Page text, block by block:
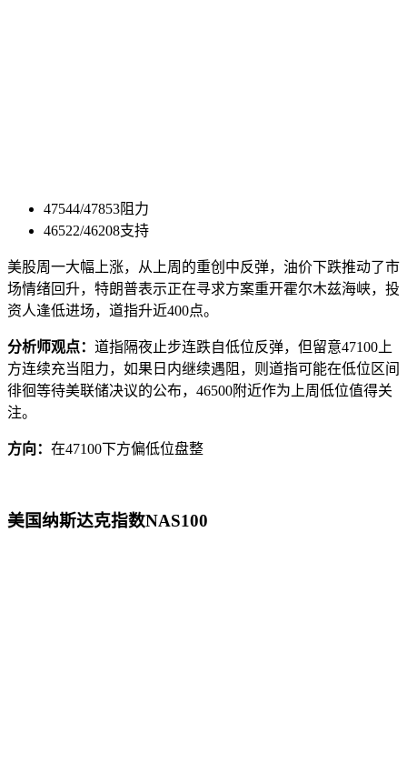
47544/47853阻力
46522/46208支持
美股周一大幅上涨，从上周的重创中反弹，油价下跌推动了市
场情绪回升，特朗普表示正在寻求方案重开霍尔木兹海峡，投
资人逢低进场，道指升近400点。
分析师观点： 道指隔夜止步连跌自低位反弹，但留意47100上
方连续充当阻力，如果日内继续遇阻，则道指可能在低位区间
徘徊等待美联储决议的公布，46500附近作为上周低位值得关
注。
方向： 在47100下方偏低位盘整
美国纳斯达克指数NAS100